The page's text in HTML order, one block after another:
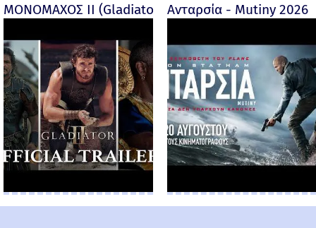
ΜΟΝΟΜΑΧΟΣ ΙΙ (Gladiator II) -Ανταρσία - Mutiny 2026